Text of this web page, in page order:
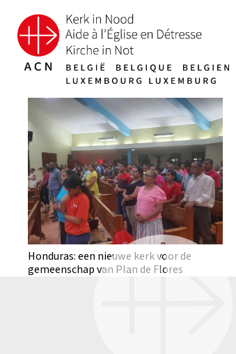
Honduras: een nieuwe kerk voor de
gemeenschap van Plan de Flores